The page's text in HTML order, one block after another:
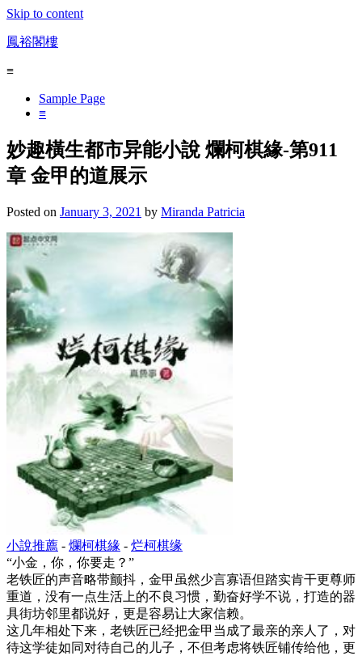
Skip to content
鳳裕閣樓
≡
Sample Page
≡
妙趣橫生都市异能小說 爛柯棋緣-第911
章 金甲的道展示
Posted on January 3, 2021 by Miranda Patricia
小說推薦 - 爛柯棋緣 - 烂柯棋缘
“小金，你，你要走？”
老铁匠的声音略带颤抖，金甲虽然少言寡语但踏实肯干更尊师
重道，没有一点生活上的不良习惯，勤奋好学不说，打造的器
具街坊邻里都说好，更是容易让大家信赖。
这几年相处下来，老铁匠已经把金甲当成了最亲的亲人了，对
待这学徒如同对待自己的儿子，不但考虑将铁匠铺传给他，更